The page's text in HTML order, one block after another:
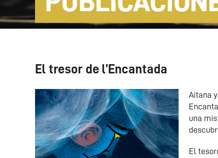
El tresor de l’Encantada
Aitana
una
El